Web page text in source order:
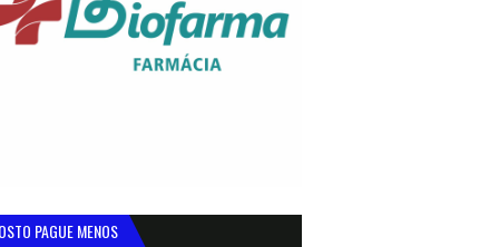
PAGUE MENOS